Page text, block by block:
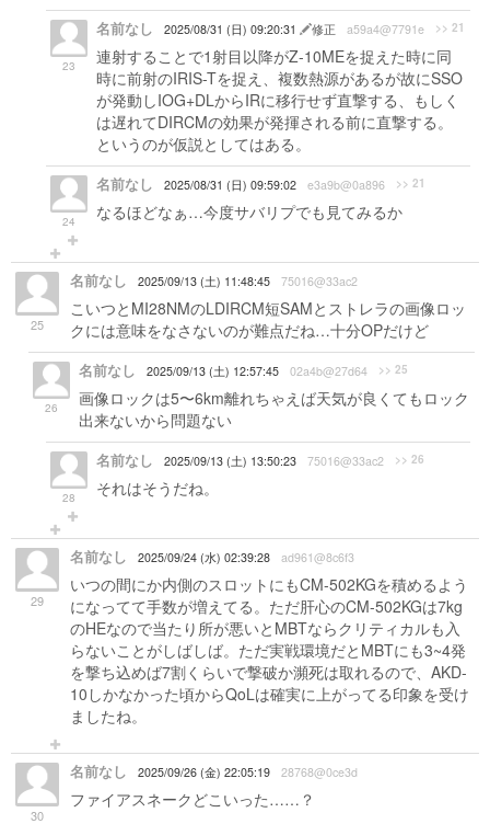
23
名前なし 2025/08/31 (日) 09:20:31 修正 a59a4@7791e >> 21
連射することで1射目以降がZ-10MEを捉えた時に同
時に前射のIRIS-Tを捉え、複数熱源があるが故にSSO
が発動しIOG+DLからIRに移行せず直撃する、もしく
は遅れてDIRCMの効果が発揮される前に直撃する。
というのが仮説としてはある。
24
名前なし 2025/08/31 (日) 09:59:02 e3a9b@0a896 >> 21
なるほどなぁ…今度サバリプでも見てみるか
25
名前なし 2025/09/13 (土) 11:48:45 75016@33ac2
こいつとMI28NMのLDIRCM短SAMとストレラの画像ロッ
クには意味をなさないのが難点だね…十分OPだけど
26
名前なし 2025/09/13 (土) 12:57:45 02a4b@27d64 >> 25
画像ロックは5〜6km離れちゃえば天気が良くてもロック
出来ないから問題ない
28
名前なし 2025/09/13 (土) 13:50:23 75016@33ac2 >> 26
それはそうだね。
29
名前なし 2025/09/24 (水) 02:39:28 ad961@8c6f3
いつの間にか内側のスロットにもCM-502KGを積めるよう
になってて手数が増えてる。ただ肝心のCM-502KGは7kg
のHEなので当たり所が悪いとMBTならクリティカルも入
らないことがしばしば。ただ実戦環境だとMBTにも3~4発
を撃ち込めば7割くらいで撃破か瀕死は取れるので、AKD-
10しかなかった頃からQoLは確実に上がってる印象を受け
ましたね。
30
名前なし 2025/09/26 (金) 22:05:19 28768@0ce3d
ファイアスネークどこいった……？